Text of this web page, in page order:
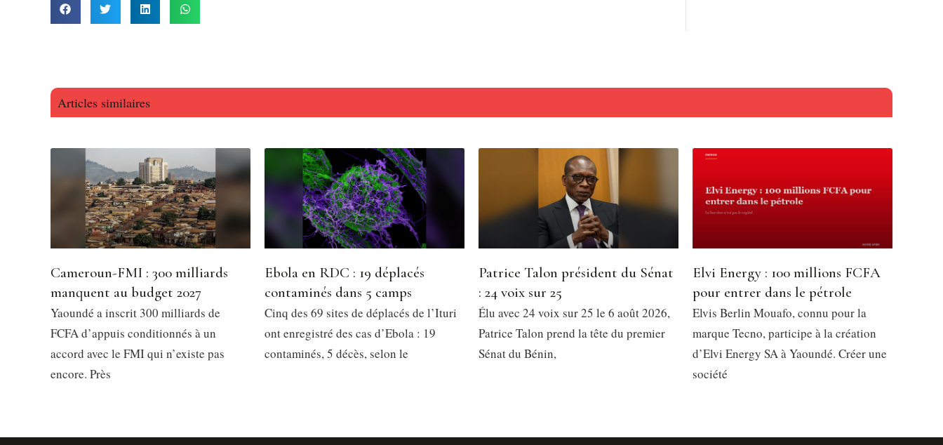
Articles similaires
Cameroun-FMI : 300 milliards
manquent au budget 2027
Yaoundé a inscrit 300 milliards de
FCFA d’appuis conditionnés à un
accord avec le FMI qui n’existe pas
encore. Près
Ebola en RDC : 19 déplacés
contaminés dans 5 camps
Cinq des 69 sites de déplacés de l’Ituri
ont enregistré des cas d’Ebola : 19
contaminés, 5 décès, selon le
Patrice Talon président du Sénat
: 24 voix sur 25
Élu avec 24 voix sur 25 le 6 août 2026,
Patrice Talon prend la tête du premier
Sénat du Bénin,
Elvi Energy : 100 millions FCFA
pour entrer dans le pétrole
Elvis Berlin Mouafo, connu pour la
marque Tecno, participe à la création
d’Elvi Energy SA à Yaoundé. Créer une
société